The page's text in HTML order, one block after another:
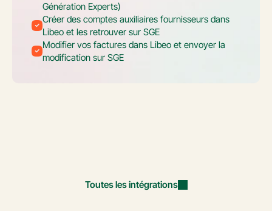
Génération Experts)
Créer des comptes auxiliaires fournisseurs dans
Libeo et les retrouver sur SGE
Modifier vos factures dans Libeo et envoyer la
modification sur SGE
Toutes les intégrations